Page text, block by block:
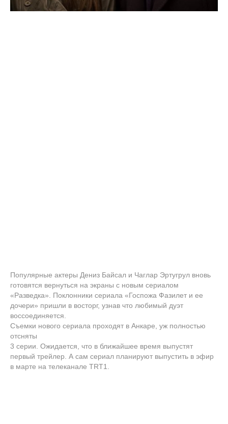
Популярные актеры Дениз Байсал и Чаглар Эртугрул вновь
готовятся вернуться на экраны с новым сериалом
«Разведка». Поклонники сериала «Госпожа Фазилет и ее
дочери» пришли в восторг, узнав что любимый дуэт
воссоединяется.
Съемки нового сериала проходят в Анкаре, уж полностью
отсняты
3 серии. Ожидается, что в ближайшее время выпустят
первый трейлер. А сам сериал планируют выпустить в эфир
в марте на телеканале TRT1.